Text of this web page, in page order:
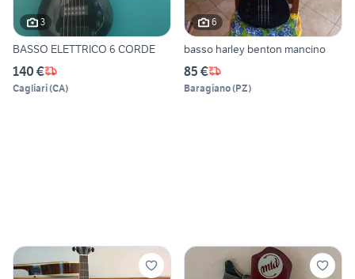
3
BASSO ELETTRICO 6 CORDE
140 €
Cagliari(CA)
6
basso harley benton mancino
85 €
Baragiano(PZ)